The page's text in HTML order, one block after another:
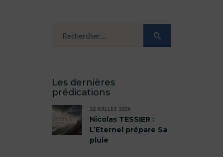
Les dernières
prédications
Nicolas TESSIER :
L’Eternel prépare Sa
pluie
12 JUILLET 2026